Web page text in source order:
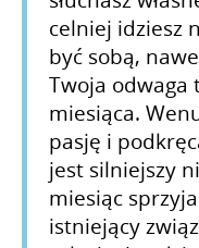
celniej idziesz
być sobą,
Twoja odwaga
miesiąca.
pasję i
jest silniejszy
miesiąc
istniejący